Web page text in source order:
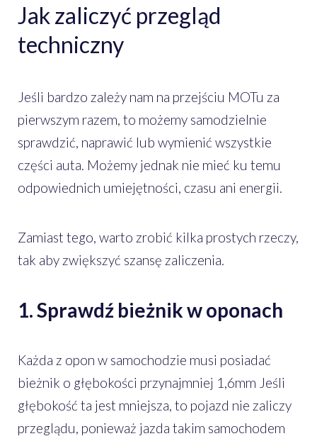
Jak zaliczyć przegląd
techniczny
Jeśli bardzo zależy nam na przejściu MOTu za
pierwszym razem, to możemy samodzielnie
sprawdzić, naprawić lub wymienić wszystkie
części auta. Możemy jednak nie mieć ku temu
odpowiednich umiejętności, czasu ani energii.
Zamiast tego, warto zrobić kilka prostych rzeczy,
tak aby zwiększyć szansę zaliczenia.
1. Sprawdź bieżnik w oponach
Każda z opon w samochodzie musi posiadać
bieżnik o głębokości przynajmniej 1,6mm Jeśli
głębokość ta jest mniejsza, to pojazd nie zaliczy
przeglądu, ponieważ jazda takim samochodem